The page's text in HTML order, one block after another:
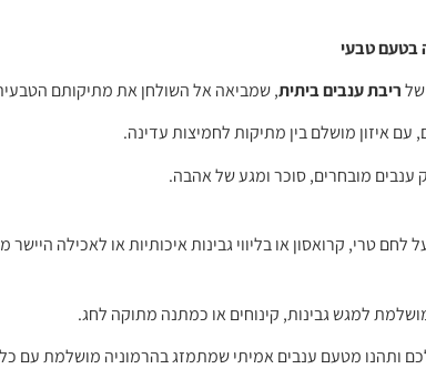
בטעם טבעי
ריבת ענבים ביתית, שמביאה אל השולחן את מתיקותם
איזון מושלם בין מתיקות לחמיצות עדינה.
ענבים מובחרים, סוכר ומגע של אהבה.
טרי, קרואסון או בליווי גבינות איכותיות או לאכילה היישר
למגש גבינות, קינוחים או כמתנה מתוקה לחג.
ותהנו מטעם ענבים אמיתי שמתמזג בהרמוניה מושלמת עם